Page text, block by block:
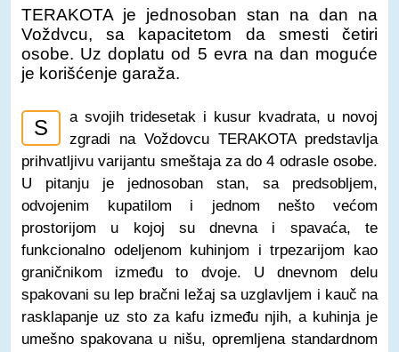
TERAKOTA je jednosoban stan na dan na
Voždvcu, sa kapacitetom da smesti četiri
osobe. Uz doplatu od 5 evra na dan moguće
je korišćenje garaža.
S
a svojih tridesetak i kusur kvadrata, u novoj
zgradi na Voždovcu TERAKOTA predstavlja
prihvatljivu varijantu smeštaja za do 4 odrasle osobe.
U pitanju je jednosoban stan, sa predsobljem,
odvojenim kupatilom i jednom nešto većom
prostorijom u kojoj su dnevna i spavaća, te
funkcionalno odeljenom kuhinjom i trpezarijom kao
graničnikom između to dvoje. U dnevnom delu
spakovani su lep bračni ležaj sa uzglavljem i kauč na
rasklapanje uz sto za kafu između njih, a kuhinja je
umešno spakovana u nišu, opremljena standardnom